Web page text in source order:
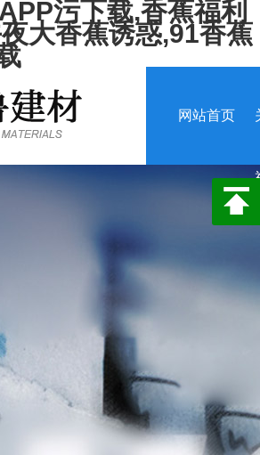
污下载,香蕉福利
大香蕉诱惑,91香蕉
网站首页